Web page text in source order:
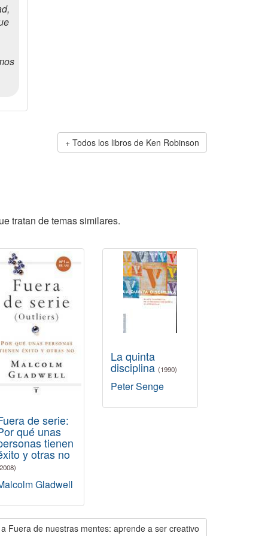
Todos los libros de Ken Robinson
tratan de temas similares.
de serie:
qué unas
tienen
y otras no
Gladwell
La quinta
disciplina (1990)
Peter Senge
Fuera de nuestras mentes: aprende a ser creativo